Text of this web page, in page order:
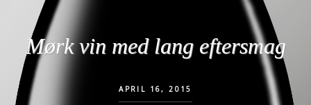
Mørk vin med lang eftersmag
APRIL 16, 2015